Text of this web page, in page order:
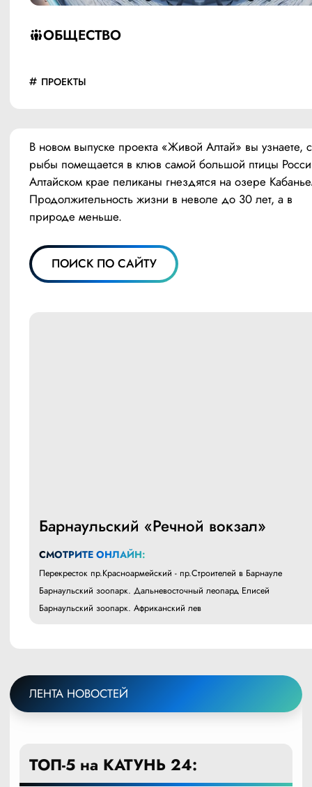
ОБЩЕСТВО
ПРОЕКТЫ
В новом выпуске проекта «Живой Алтай» вы узнаете,
рыбы помещается в клюв самой большой птицы
Алтайском крае пеликаны гнездятся на озере
Продолжительность жизни в неволе до 30 лет, а в
природе меньше.
ПОИСК ПО САЙТУ
Барнаульский «Речной вокзал»
СМОТРИТЕ ОНЛАЙН:
Перекресток пр.Красноармейский - пр.Строителей в Барнауле
Барнаульский зоопарк. Дальневосточный леопард Елисей
Барнаульский зоопарк. Африканский лев
ЛЕНТА НОВОСТЕЙ
ТОП-5 на КАТУНЬ 24: